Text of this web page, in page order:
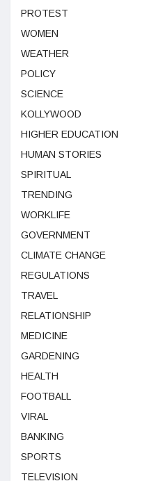
PROTEST
WOMEN
WEATHER
POLICY
SCIENCE
KOLLYWOOD
HIGHER EDUCATION
HUMAN STORIES
SPIRITUAL
TRENDING
WORKLIFE
GOVERNMENT
CLIMATE CHANGE
REGULATIONS
TRAVEL
RELATIONSHIP
MEDICINE
GARDENING
HEALTH
FOOTBALL
VIRAL
BANKING
SPORTS
TELEVISION